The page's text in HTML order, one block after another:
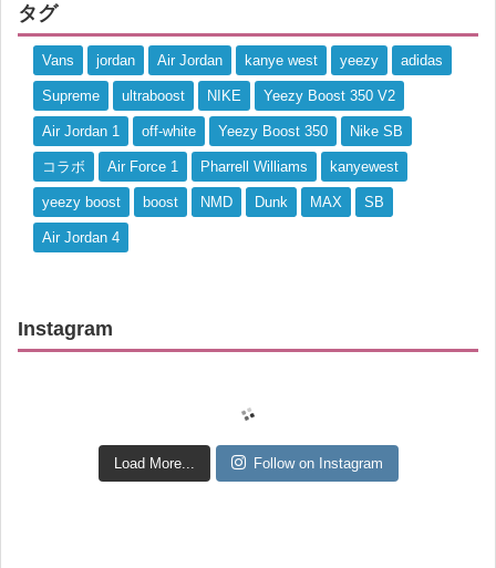
タグ
Vans jordan Air Jordan kanye west yeezy adidas
Supreme ultraboost NIKE Yeezy Boost 350 V2
Air Jordan 1 off-white Yeezy Boost 350 Nike SB
コラボ Air Force 1 Pharrell Williams kanyewest
yeezy boost boost NMD Dunk MAX SB
Air Jordan 4
Instagram
Load More... Follow on Instagram